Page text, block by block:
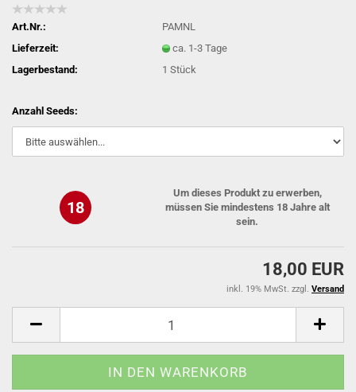
Art.Nr.:
PAMNL
Lieferzeit:
ca. 1-3 Tage
Lagerbestand:
1Stück
Anzahl Seeds:
18
Um dieses Produkt zu erwerben,
müssen Sie mindestens 18 Jahre alt
sein.
18,00 EUR
inkl. 19% MwSt. zzgl. Versand